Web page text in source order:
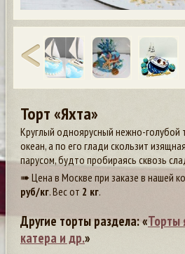
Торт «Яхта»
Круглый одноярусный нежно-голубой
океан, а по его глади скользит
парусом, будто пробираясь сквозь
➠ Цена в Москве при заказе в нашей
руб/кг. Вес от 2 кг.
Другие торты раздела: «Торты
катера и др.»